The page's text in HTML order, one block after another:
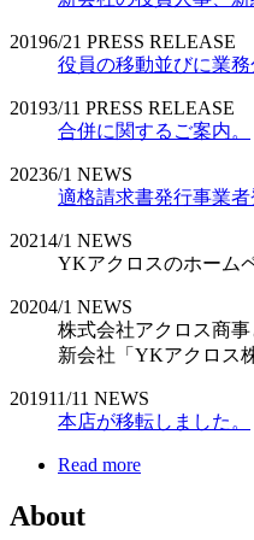
20196/21 PRESS RELEASE
役員の移動並びに業務
20193/11 PRESS RELEASE
合併に関するご案内。
20236/1 NEWS
適格請求書発行事業
20214/1 NEWS
YKアクロスのホーム
20204/1 NEWS
株式会社アクロス商
新会社「YKアクロス
201911/11 NEWS
本店が移転しました。
Read more
About